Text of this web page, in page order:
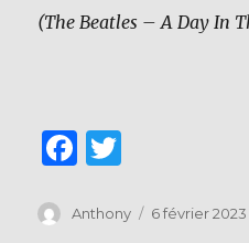
(The Beatles – A Day In
F
c it
Auteur
Anthony
Publié
6 février 2023